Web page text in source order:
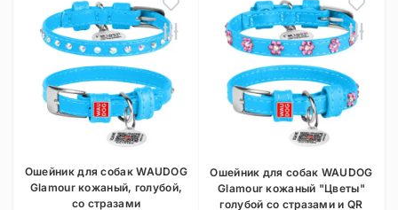
Ошейник для собак WAUDOG
Glamour кожаный, голубой,
со стразами
Ошейник для собак WAUDOG
Glamour кожаный "Цветы"
голубой со стразами и QR